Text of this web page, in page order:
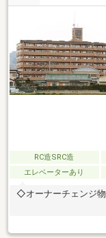
RC造SRC造
エレベーターあり
◇オーナーチェンジ